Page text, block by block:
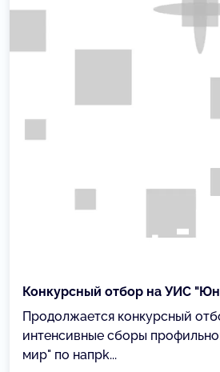
Конкурсный отбор на УИС
Продолжается конкурсный
интенсивные сборы
мир" по напрk...